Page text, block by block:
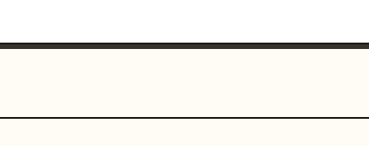
या कॉन्सेप्ट शीट के रूप में। फोटो-रियलिज्म से बचें,